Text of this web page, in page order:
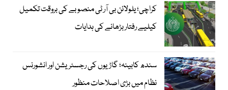
کراچی؛ یلولائن بی آر ٹی منصوبے کی بروقت تکمیل
کیلیے رفتار بڑھانے کی ہدایات
سندھ کابینہ؛ گاڑیوں کی رجسٹریشن اور انشورنس
نظام میں بڑی اصلاحات منظور